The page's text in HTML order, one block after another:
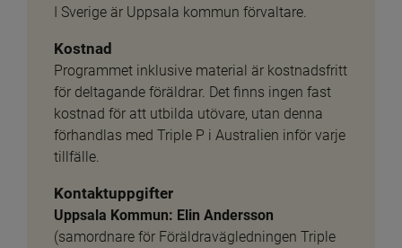
I Sverige är Uppsala kommun förvaltare.
Kostnad
Programmet inklusive material är kostnadsfritt
för deltagande föräldrar. Det finns ingen fast
kostnad för att utbilda utövare, utan denna
förhandlas med Triple P i Australien inför varje
tillfälle.
Kontaktuppgifter
Uppsala Kommun: Elin Andersson
(samordnare för Föräldravägledningen Triple